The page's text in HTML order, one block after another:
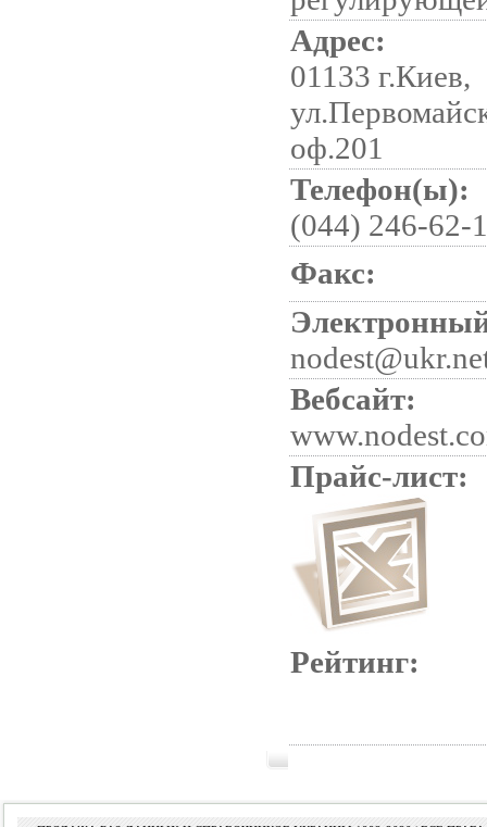
Адрес:
01133 г.Киев,
оф.201
Телефон(ы):
(044) 246-62-
Факс:
Вебсайт:
Прайс-лист:
Рейтинг: